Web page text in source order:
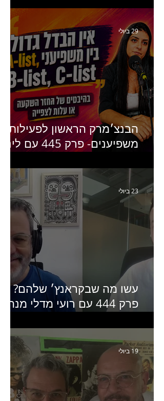
ומנהלת לשעבר של קהילת
היוצרים של טיקטוק
הבנצ׳מרק הראשון לפעילות
משפיענים- פרק 445 עם לינוי
Humanz ישראל
29 ביולי
עשו מה שבקראנץ׳ שלהם?
פרק 444 עם רועי מדלי מנהל
האחרון של קראנץ׳
23 ביולי
19 ביולי